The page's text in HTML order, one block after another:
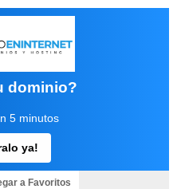
dominio?
5 minutos
ya!
a Favoritos